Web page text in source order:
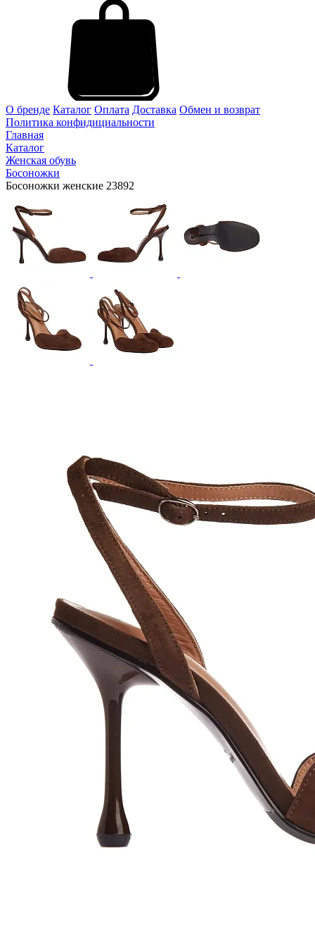
О бренде Каталог Оплата Доставка Обмен и возврат
Политика конфидициальности
Главная
Каталог
Женская обувь
Босоножки
Босоножки женские 23892